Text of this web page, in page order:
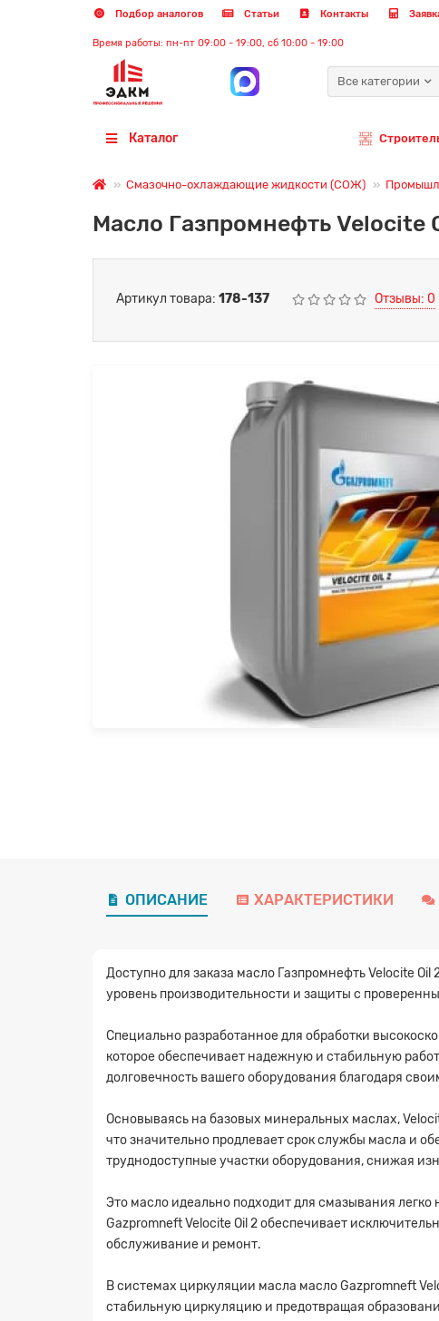
Подбор аналогов Статьи Контакты
Время работы: пн-пт 09:00 - 19:00, сб 10:00 - 19:00
Все категории
Каталог
Смазочно-охлаждающие жидкости (СОЖ)
Масло Газпромнефть Velocite
Артикул товара: 178-137 Отзывы: 0
ОПИСАНИЕ ХАРАКТЕРИСТИКИ
Доступно для заказа масло Газпромнефть Velocite
уровень производительности и защиты с
Специально разработанное для обработки
которое обеспечивает надежную и стабильную
долговечность вашего оборудования благодаря
Основываясь на базовых минеральных маслах,
что значительно продлевает срок службы масла и
труднодоступные участки оборудования, снижая
Это масло идеально подходит для смазывания
Gazpromneft Velocite Oil 2 обеспечивает
обслуживание и ремонт.
В системах циркуляции масла масло Gazpromneft
стабильную циркуляцию и предотвращая